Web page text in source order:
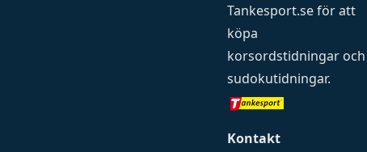
Tankesport.seför att
köpa
korsordstidningar och
sudokutidningar.
Kontakt